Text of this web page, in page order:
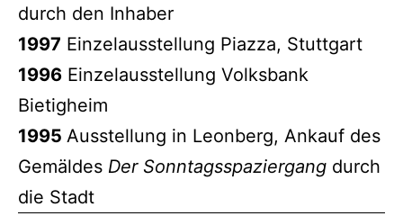
durch den Inhaber
1997 Einzelausstellung Piazza, Stuttgart
1996 Einzelausstellung Volksbank
Bietigheim
1995 Ausstellung in Leonberg, Ankauf des
Gemäldes Der Sonntagsspaziergang durch
die Stadt